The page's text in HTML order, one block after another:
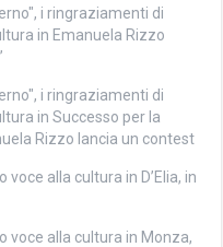
i ringraziamenti di
in Emanuela Rizzo
i ringraziamenti di
in Successo per la
Rizzo lancia un contest
voce alla cultura in D’Elia, in
voce alla cultura in Monza,